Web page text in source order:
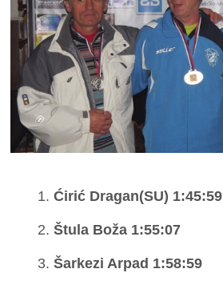
Ćirić Dragan(SU) 1:45:59
Štula Boža 1:55:07
Šarkezi Arpad 1:58:59